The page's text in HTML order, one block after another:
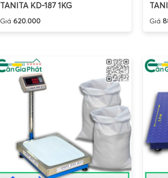
TANITA KD-187 1KG
Giá 620.000 Giá